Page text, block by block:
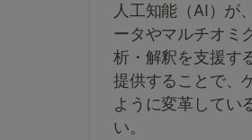
人工知能（AI）が
ータやマルチオミ
析・解釈を支援す
提供することで、
ように変革してい
い。